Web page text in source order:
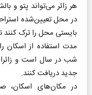
در محل تعیین‌شده
بایستی محل را ترک کنند
شب در سال است و
جدید دریافت کنند.
در مکان‌های اسکان،